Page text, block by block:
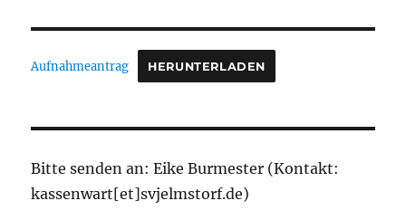
Aufnahmeantrag HERUNTERLADEN
Bitte senden an: Eike Burmester (Kontakt:
kassenwart[et]svjelmstorf.de)